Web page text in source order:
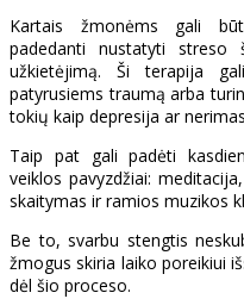
Kartais žmonėms gali
padedanti nustatyti streso
užkietėjimą. Ši terapija
patyrusiems traumą arba
tokių kaip depresija ar
Taip pat gali padėti
veiklos pavyzdžiai:
skaitymas ir ramios muzikos
Be to, svarbu stengtis
žmogus skiria laiko poreikiui
dėl šio proceso.